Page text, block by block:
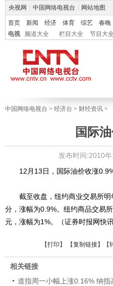
央视网 中国网络电视台 网站地图
首页 新闻 经济 体育 综艺 春晚
电视
频道大全 栏目大全 节目大全
中国网络电视台 > 经济台 > 财经资讯 >
国际
发布时间:2010
12月13日，国际油价收涨0.9%
截至收盘，纽约商业交易所明
分，涨幅为0.9%。纽约商品交易
元，涨幅为1%。（证券时报网快
【打印 】 【复制链接】【
相关链接
道指周一小幅上涨0.16% 纳指